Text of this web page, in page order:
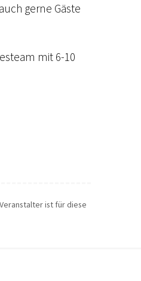
gerne Gäste
mit 6-10
ist für diese